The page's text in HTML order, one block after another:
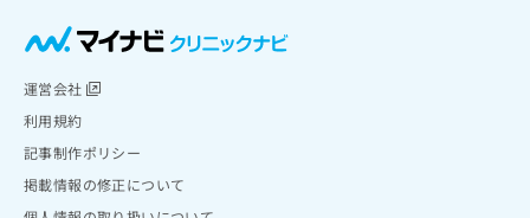
運営会社
利用規約
記事制作ポリシー
掲載情報の修正について